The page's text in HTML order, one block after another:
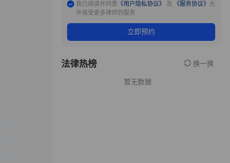
我已阅读并同意 《用户隐私协议》 及 《服务协议》 允
许接受更多律师的服务
立即预约
法律热榜 换一换
暂无数据